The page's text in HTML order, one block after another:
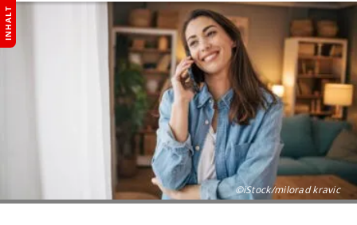
INHALT
©iStock/milorad kravic